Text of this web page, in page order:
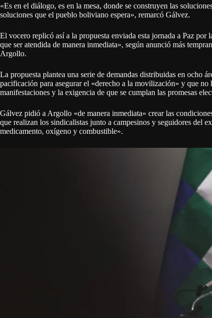
«Es en el diálogo, es en la mesa, donde se construyen las
soluciones que el pueblo boliviano espera», remarcó Gálvez.
El vocero replicó así a la propuesta enviada esta jornada a Paz
que ser atendida de manera inmediata», según anunció más
Argollo.
La propuesta plantea una serie de demandas distribuidas en ocho
pacificación para asegurar el «derecho a la movilización» y que no
manifestaciones y la exigencia de que se cumplan las promesas
Gálvez pidió a Argollo «de manera inmediata» crear las
que realizan los sindicalistas junto a campesinos y seguidores del
medicamento, oxígeno y combustible».